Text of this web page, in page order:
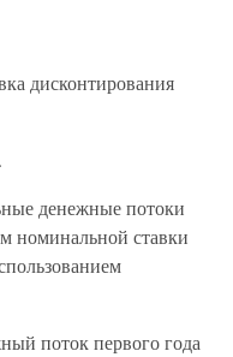
дисконтирования
денежные потоки
номинальной ставки
поток первого года